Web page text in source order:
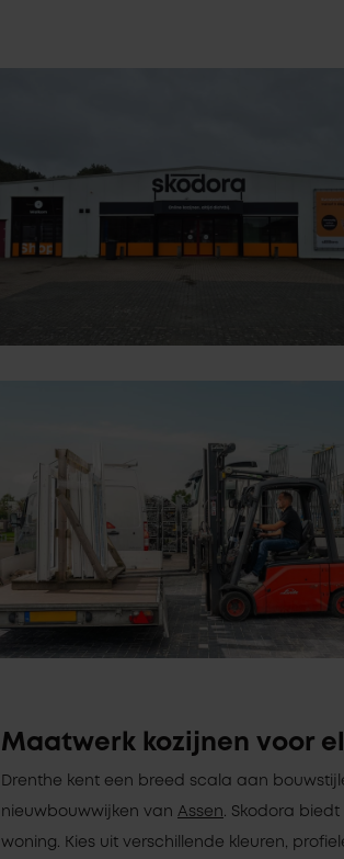
Maatwerk kozijnen voor
Drenthe kent een breed scala aan
nieuwbouwwijken van Assen . Skodora
woning. Kies uit verschillende kleuren,